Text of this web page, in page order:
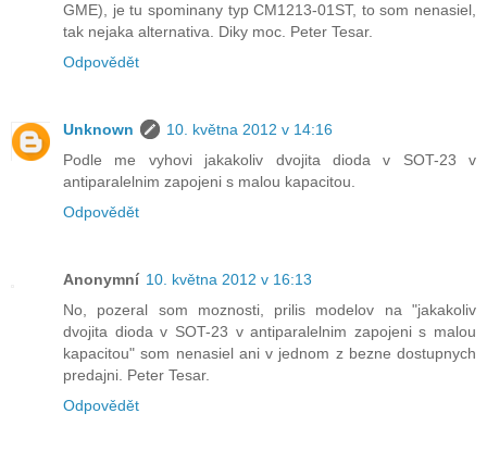
GME), je tu spominany typ CM1213-01ST, to som nenasiel,
tak nejaka alternativa. Diky moc. Peter Tesar.
Odpovědět
Unknown
10. května 2012 v 14:16
Podle me vyhovi jakakoliv dvojita dioda v SOT-23 v
antiparalelnim zapojeni s malou kapacitou.
Odpovědět
Anonymní 10. května 2012 v 16:13
No, pozeral som moznosti, prilis modelov na "jakakoliv
dvojita dioda v SOT-23 v antiparalelnim zapojeni s malou
kapacitou" som nenasiel ani v jednom z bezne dostupnych
predajni. Peter Tesar.
Odpovědět